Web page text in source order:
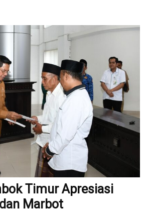
Timur Apresiasi
Marbot